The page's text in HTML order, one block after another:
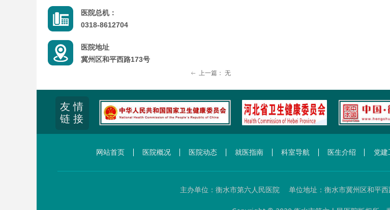
ꂃ 上一篇： 无
医院地址
冀州区和平西路173号
医院总机：
0318-8612704
友 情
链 接
网站首页 医院概况 医院动态 就医指南 科室导航 医生介绍 党建
主办单位：衡水市第六人民医院 单位地址：衡水市冀州区和平